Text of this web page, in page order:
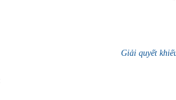
Giải quyết